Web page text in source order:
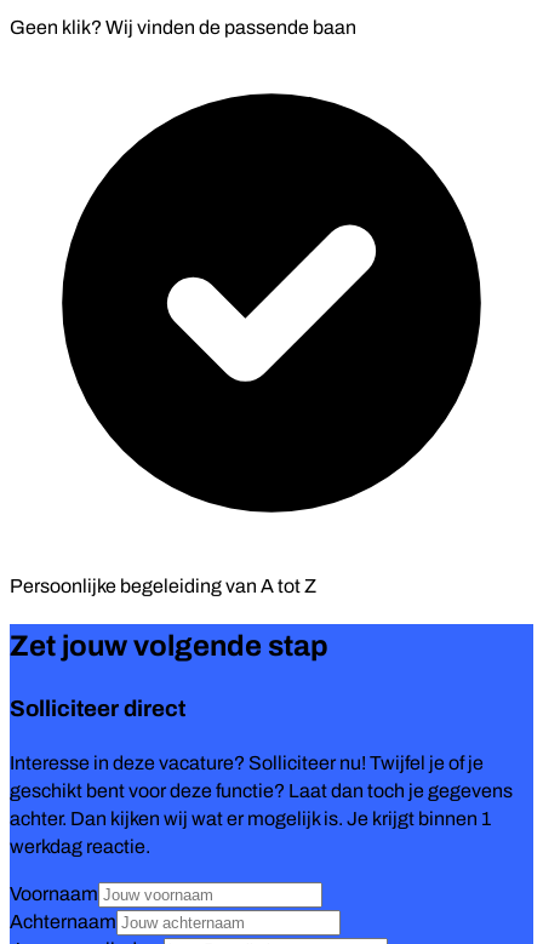
Geen klik? Wij vinden depassende baan
Persoonlijke begeleiding vanA tot Z
Zet jouw volgende stap
Solliciteer direct
Interesse in deze vacature? Solliciteer nu! Twijfel je of je
geschikt bent voor deze functie? Laat dan toch je gegevens
achter. Dan kijken wij wat er mogelijk is. Je krijgt binnen 1
werkdag reactie.
Voornaam
Achternaam